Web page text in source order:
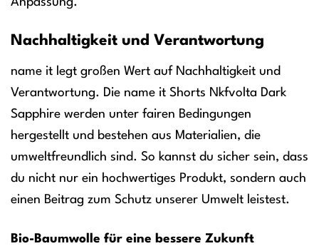
Nachhaltigkeit und Verantwortung
name it legt großen Wert auf Nachhaltigkeit und
Verantwortung. Die name it Shorts Nkfvolta Dark
Sapphire werden unter fairen Bedingungen
hergestellt und bestehen aus Materialien, die
umweltfreundlich sind. So kannst du sicher sein, dass
du nicht nur ein hochwertiges Produkt, sondern auch
einen Beitrag zum Schutz unserer Umwelt leistest.
Bio-Baumwolle für eine bessere Zukunft